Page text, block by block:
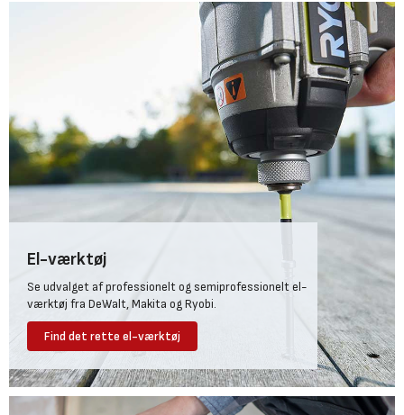
El-værktøj
Se udvalget af professionelt og semiprofessionelt el-
værktøj fra DeWalt, Makita og Ryobi.
Find det rette el-værktøj